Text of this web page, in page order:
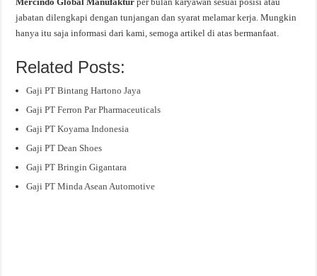
jabatan dilengkapi dengan tunjangan dan syarat melamar kerja. Mungkin
hanya itu saja informasi dari kami, semoga artikel di atas bermanfaat.
Related Posts:
Gaji PT Bintang Hartono Jaya
Gaji PT Ferron Par Pharmaceuticals
Gaji PT Koyama Indonesia
Gaji PT Dean Shoes
Gaji PT Bringin Gigantara
Gaji PT Minda Asean Automotive